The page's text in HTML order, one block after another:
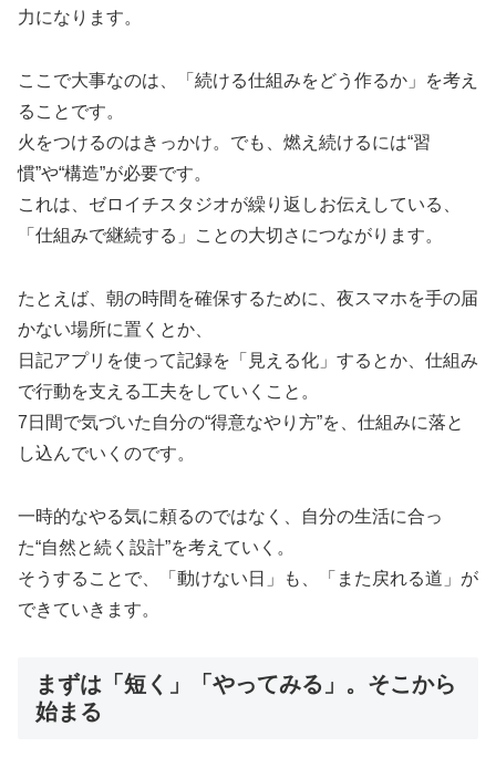
力になります。
ここで大事なのは、「続ける仕組みをどう作るか」を考え
ることです。
火をつけるのはきっかけ。でも、燃え続けるには“習
慣”や“構造”が必要です。
これは、ゼロイチスタジオが繰り返しお伝えしている、
「仕組みで継続する」ことの大切さにつながります。
たとえば、朝の時間を確保するために、夜スマホを手の届
かない場所に置くとか、
日記アプリを使って記録を「見える化」するとか、仕組み
で行動を支える工夫をしていくこと。
7日間で気づいた自分の“得意なやり方”を、仕組みに落と
し込んでいくのです。
一時的なやる気に頼るのではなく、自分の生活に合っ
た“自然と続く設計”を考えていく。
そうすることで、「動けない日」も、「また戻れる道」が
できていきます。
まずは「短く」「やってみる」。そこから
始まる